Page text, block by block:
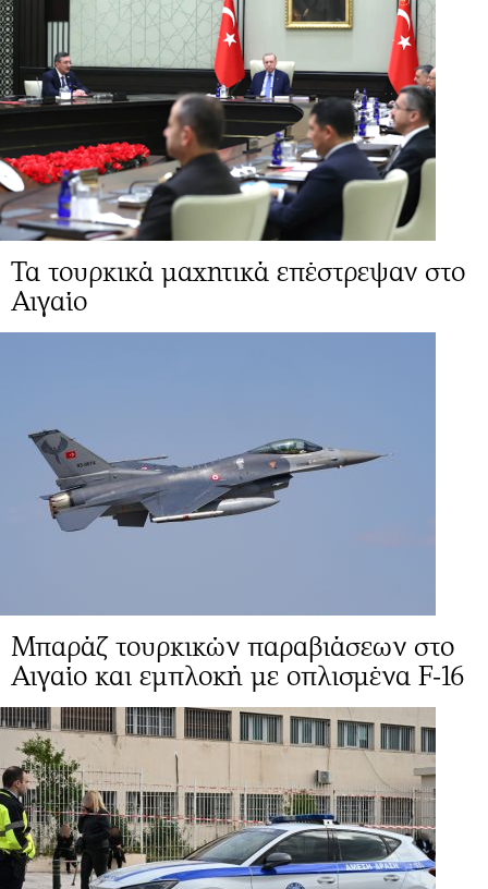
Τα τουρκικά μαχητικά επέστρεψαν στο
Αιγαίο
Μπαράζ τουρκικών παραβιάσεων στο
Αιγαίο και εμπλοκή με οπλισμένα F-16